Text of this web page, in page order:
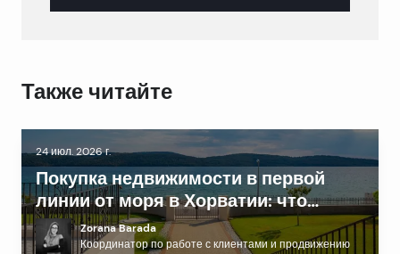
Также читайте
24 июл. 2026 г.
Покупка недвижимости в первой
линии от моря в Хорватии: что
нужно знать перед инвестированием
Zorana Barada
Координатор по работе с клиентами и продвижению